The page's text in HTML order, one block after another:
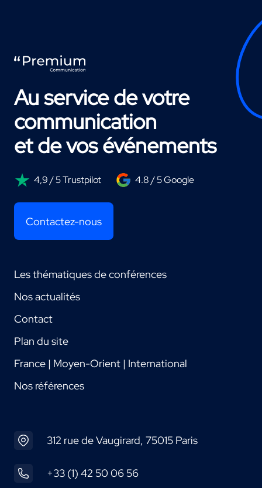
Au service de votre
communication
et de vos événements
4,9 / 5 Trustpilot 4.8 / 5 Google
Contactez-nous
Les thématiques de conférences
Nos actualités
Contact
Plan du site
France | Moyen-Orient | International
Nos références
312 rue de Vaugirard, 75015 Paris
+33 (1) 42 50 06 56